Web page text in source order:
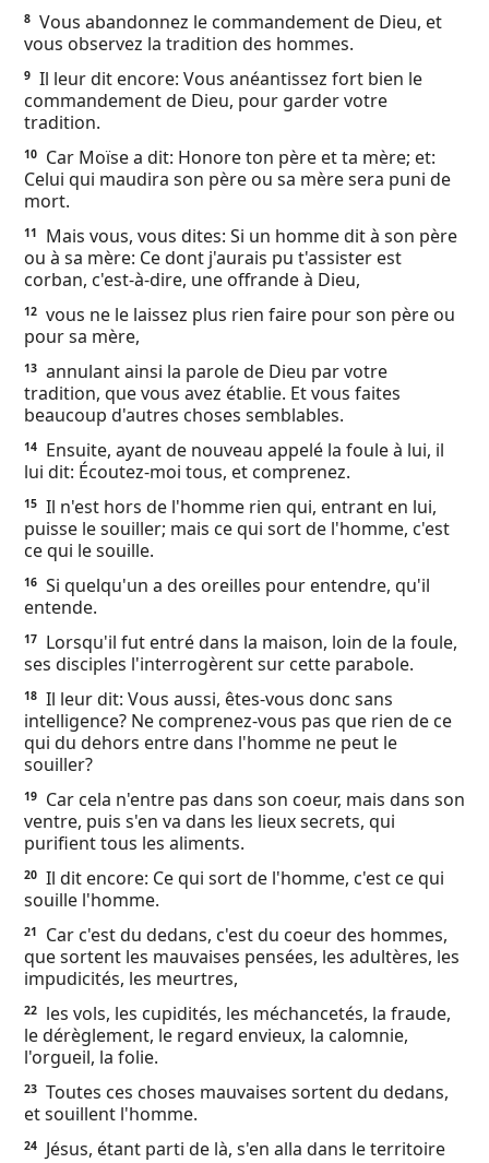
8 Vous abandonnez le commandement de Dieu, et
vous observez la tradition des hommes.
9 Il leur dit encore: Vous anéantissez fort bien le
commandement de Dieu, pour garder votre
tradition.
10
Car Moïse a dit: Honore ton père et ta mère; et:
Celui qui maudira son père ou sa mère sera puni de
mort.
11
Mais vous, vous dites: Si un homme dit à son père
ou à sa mère: Ce dont j'aurais pu t'assister est
corban, c'est-à-dire, une offrande à Dieu,
12 vous ne le laissez plus rien faire pour son père ou
pour sa mère,
13 annulant ainsi la parole de Dieu par votre
tradition, que vous avez établie. Et vous faites
beaucoup d'autres choses semblables.
14
Ensuite, ayant de nouveau appelé la foule à lui, il
lui dit: Écoutez-moi tous, et comprenez.
15 Il n'est hors de l'homme rien qui, entrant en lui,
puisse le souiller; mais ce qui sort de l'homme, c'est
ce qui le souille.
16 Si quelqu'un a des oreilles pour entendre, qu'il
entende.
17
Lorsqu'il fut entré dans la maison, loin de la foule,
ses disciples l'interrogèrent sur cette parabole.
18 Il leur dit: Vous aussi, êtes-vous donc sans
intelligence? Ne comprenez-vous pas que rien de ce
qui du dehors entre dans l'homme ne peut le
souiller?
19
Car cela n'entre pas dans son coeur, mais dans son
ventre, puis s'en va dans les lieux secrets, qui
purifient tous les aliments.
20 Il dit encore: Ce qui sort de l'homme, c'est ce qui
souille l'homme.
21
Car c'est du dedans, c'est du coeur des hommes,
que sortent les mauvaises pensées, les adultères, les
impudicités, les meurtres,
22
les vols, les cupidités, les méchancetés, la fraude,
le dérèglement, le regard envieux, la calomnie,
l'orgueil, la folie.
23 Toutes ces choses mauvaises sortent du dedans,
et souillent l'homme.
24
Jésus, étant parti de là, s'en alla dans le territoire